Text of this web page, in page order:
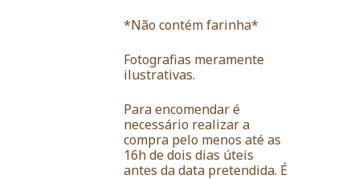
*Não contém farinha*
Fotografias meramente
ilustrativas.
Para encomendar é
necessário realizar a
compra pelo menos até as
16h de dois dias úteis
antes da data pretendida. É